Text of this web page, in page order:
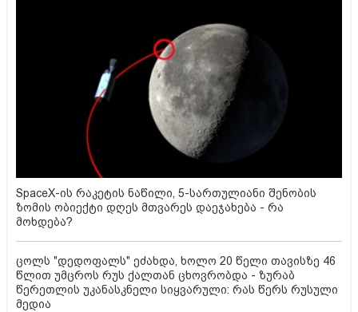
SpaceX-ის რაკეტის ნაწილი, 5-სართულიანი შენობის
ზომის ობიექტი დღეს მთვარეს დაეჯახება - რა
მოხდება?
ცოლს "დედოფალს" ეძახდა, ხოლო 20 წელი თავისზე 46
წლით უმცროს რუს ქალთან ცხოვრობდა - ზურაბ
წერეთლის უკანასკნელი სიყვარული: რას წერს რუსული
მედია